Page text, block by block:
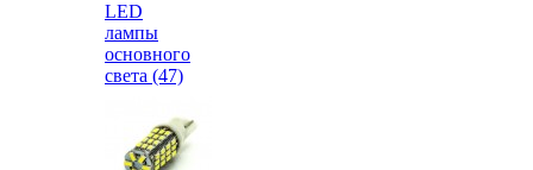
LED
лампы
основного
света (47)